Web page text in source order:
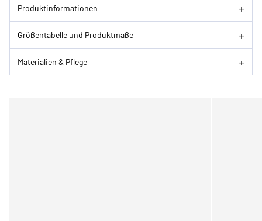
Produktinformationen
Größentabelle und Produktmaße
Materialien & Pflege